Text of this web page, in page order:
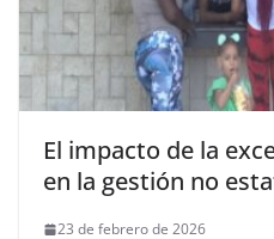
El impacto de la
en la gestión no
23 de febrero de 2026